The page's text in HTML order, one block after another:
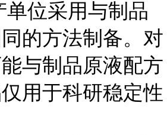
单位采用与制品
的方法制备。对
与制品原液配方
用于科研稳定性